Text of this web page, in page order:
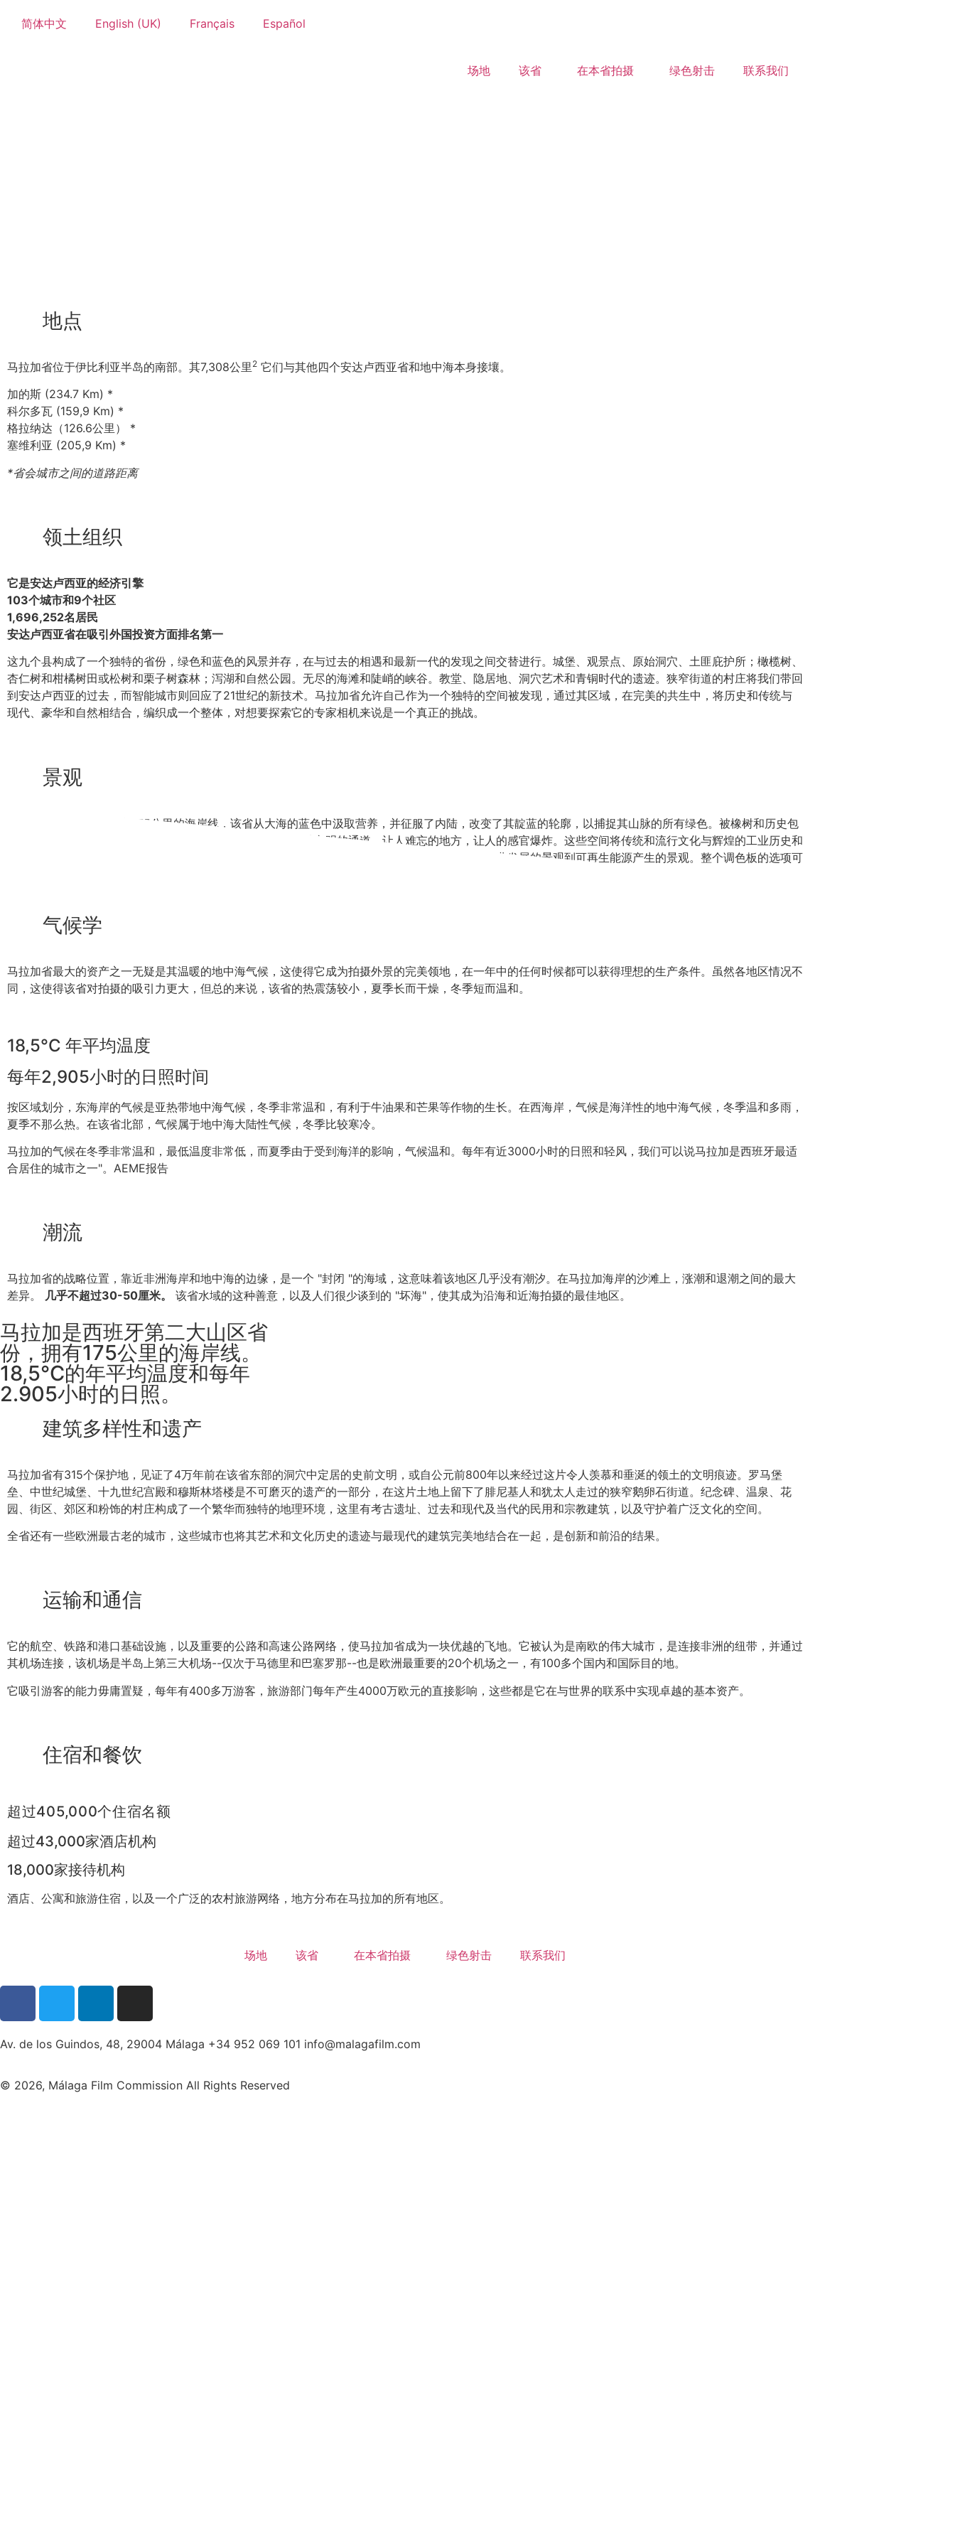
简体中文 English (UK) Français Español
场地 该省 在本省拍摄 绿色射击 联系我们
地点
马拉加省位于伊比利亚半岛的南部。其7,308公里 2 它们与其他四个安达卢西亚省和地中海本身接壤。
加的斯 (234.7 Km) *
科尔多瓦 (159,9 Km) *
格拉纳达（126.6公里） *
塞维利亚 (205,9 Km) *
*省会城市之间的道路距离
领土组织
它是安达卢西亚的经济引擎
103个城市和9个社区
1,696,252名居民
安达卢西亚省在吸引外国投资方面排名第一
这九个县构成了一个独特的省份，绿色和蓝色的风景并存，在与过去的相遇和最新一代的发现之间交替进行。城堡、观景点、原始洞穴、土匪庇护所；橄榄树、
杏仁树和柑橘树田或松树和栗子树森林；泻湖和自然公园。无尽的海滩和陡峭的峡谷。教堂、隐居地、洞穴艺术和青铜时代的遗迹。狭窄街道的村庄将我们带回
到安达卢西亚的过去，而智能城市则回应了21世纪的新技术。马拉加省允许自己作为一个独特的空间被发现，通过其区域，在完美的共生中，将历史和传统与
现代、豪华和自然相结合，编织成一个整体，对想要探索它的专家相机来说是一个真正的挑战。
景观
崛起于地中海沿岸，沿着175公里的海岸线，该省从大海的蓝色中汲取营养，并征服了内陆，改变了其靛蓝的轮廓，以捕捉其山脉的所有绿色。被橡树和历史包
围的乡村环境与城市景观相融合，后者在其基础上保持着五种文明的通道。让人难忘的地方，让人的感官爆炸。这些空间将传统和流行文化与辉煌的工业历史和
基于技术和可持续性的坚实的现在结合起来。这样一来，马拉加省提供了不同的景观，从农业和渔业发展的景观到可再生能源产生的景观。整个调色板的选项可
气候学
马拉加省最大的资产之一无疑是其温暖的地中海气候，这使得它成为拍摄外景的完美领地，在一年中的任何时候都可以获得理想的生产条件。虽然各地区情况不
同，这使得该省对拍摄的吸引力更大，但总的来说，该省的热震荡较小，夏季长而干燥，冬季短而温和。
18,5°C 年平均温度
每年2,905小时的日照时间
按区域划分，东海岸的气候是亚热带地中海气候，冬季非常温和，有利于牛油果和芒果等作物的生长。在西海岸，气候是海洋性的地中海气候，冬季温和多雨，
夏季不那么热。在该省北部，气候属于地中海大陆性气候，冬季比较寒冷。
马拉加的气候在冬季非常温和，最低温度非常低，而夏季由于受到海洋的影响，气候温和。每年有近3000小时的日照和轻风，我们可以说马拉加是西班牙最适
合居住的城市之一"。AEME报告
潮流
马拉加省的战略位置，靠近非洲海岸和地中海的边缘，是一个 "封闭 "的海域，这意味着该地区几乎没有潮汐。在马拉加海岸的沙滩上，涨潮和退潮之间的最大
差异。 几乎不超过30-50厘米。 该省水域的这种善意，以及人们很少谈到的 "坏海"，使其成为沿海和近海拍摄的最佳地区。
马拉加是西班牙第二大山区省
份，拥有175公里的海岸线。
18,5°C的年平均温度和每年
2.905小时的日照。
建筑多样性和遗产
马拉加省有315个保护地，见证了4万年前在该省东部的洞穴中定居的史前文明，或自公元前800年以来经过这片令人羡慕和垂涎的领土的文明痕迹。罗马堡
垒、中世纪城堡、十九世纪宫殿和穆斯林塔楼是不可磨灭的遗产的一部分，在这片土地上留下了腓尼基人和犹太人走过的狭窄鹅卵石街道。纪念碑、温泉、花
园、街区、郊区和粉饰的村庄构成了一个繁华而独特的地理环境，这里有考古遗址、过去和现代及当代的民用和宗教建筑，以及守护着广泛文化的空间。
全省还有一些欧洲最古老的城市，这些城市也将其艺术和文化历史的遗迹与最现代的建筑完美地结合在一起，是创新和前沿的结果。
运输和通信
它的航空、铁路和港口基础设施，以及重要的公路和高速公路网络，使马拉加省成为一块优越的飞地。它被认为是南欧的伟大城市，是连接非洲的纽带，并通过
其机场连接，该机场是半岛上第三大机场--仅次于马德里和巴塞罗那--也是欧洲最重要的20个机场之一，有100多个国内和国际目的地。
它吸引游客的能力毋庸置疑，每年有400多万游客，旅游部门每年产生4000万欧元的直接影响，这些都是它在与世界的联系中实现卓越的基本资产。
住宿和餐饮
超过405,000个住宿名额
超过43,000家酒店机构
18,000家接待机构
酒店、公寓和旅游住宿，以及一个广泛的农村旅游网络，地方分布在马拉加的所有地区。
场地 该省 在本省拍摄 绿色射击 联系我们
Av. de los Guindos, 48, 29004 Málaga +34 952 069 101 info@malagafilm.com
© 2026, Málaga Film Commission All Rights Reserved